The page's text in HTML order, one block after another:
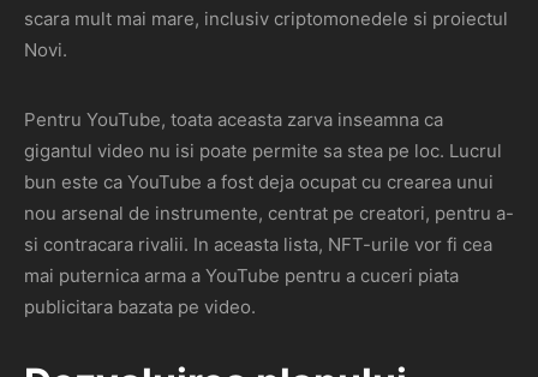
scara mult mai mare, inclusiv criptomonedele si proiectul
Novi.
Pentru YouTube, toata aceasta zarva inseamna ca
gigantul video nu isi poate permite sa stea pe loc. Lucrul
bun este ca YouTube a fost deja ocupat cu crearea unui
nou arsenal de instrumente, centrat pe creatori, pentru a-
si contracara rivalii. In aceasta lista, NFT-urile vor fi cea
mai puternica arma a YouTube pentru a cuceri piata
publicitara bazata pe video.